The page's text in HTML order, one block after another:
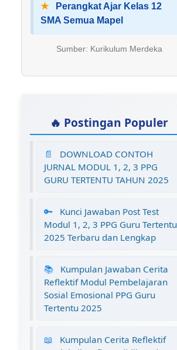
★
Perangkat Ajar Kelas 12
SMA Semua Mapel
Sumber: Kurikulum Merdeka
🔥 Postingan Populer
📄
DOWNLOAD CONTOH
JURNAL MODUL 1, 2, 3 PPG
GURU TERTENTU TAHUN 2025
🔑
Kunci Jawaban Post Test
Modul 1, 2, 3 PPG Guru Tertentu
2025 Terbaru dan Lengkap
📚
Kumpulan Jawaban Cerita
Reflektif Modul Pembelajaran
Sosial Emosional PPG Guru
Tertentu 2025
📖
Kumpulan Cerita Reflektif